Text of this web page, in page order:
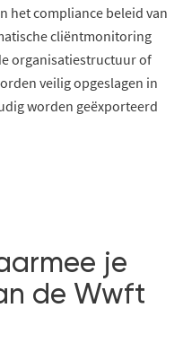
het compliance beleid van
cliëntmonitoring
organisatiestructuur of
veilig opgeslagen in
worden geëxporteerd
je
de Wwft